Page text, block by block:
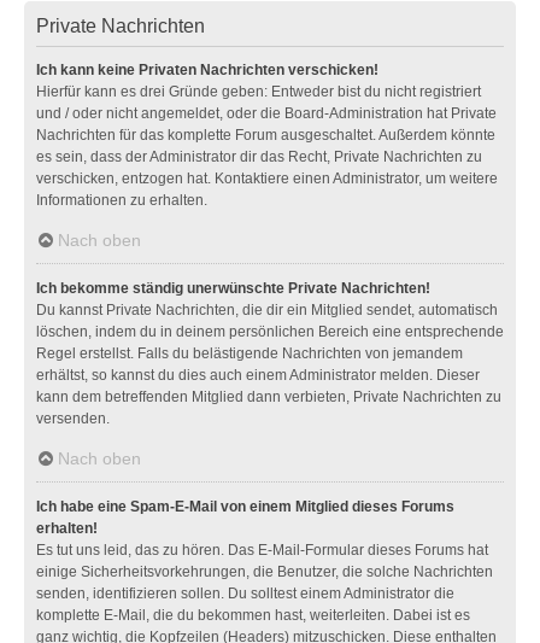
Private Nachrichten
Ich kann keine Privaten Nachrichten verschicken!
Hierfür kann es drei Gründe geben: Entweder bist du nicht registriert
und / oder nicht angemeldet, oder die Board-Administration hat Private
Nachrichten für das komplette Forum ausgeschaltet. Außerdem könnte
es sein, dass der Administrator dir das Recht, Private Nachrichten zu
verschicken, entzogen hat. Kontaktiere einen Administrator, um weitere
Informationen zu erhalten.
Nach oben
Ich bekomme ständig unerwünschte Private Nachrichten!
Du kannst Private Nachrichten, die dir ein Mitglied sendet, automatisch
löschen, indem du in deinem persönlichen Bereich eine entsprechende
Regel erstellst. Falls du belästigende Nachrichten von jemandem
erhältst, so kannst du dies auch einem Administrator melden. Dieser
kann dem betreffenden Mitglied dann verbieten, Private Nachrichten zu
versenden.
Nach oben
Ich habe eine Spam-E-Mail von einem Mitglied dieses Forums
erhalten!
Es tut uns leid, das zu hören. Das E-Mail-Formular dieses Forums hat
einige Sicherheitsvorkehrungen, die Benutzer, die solche Nachrichten
senden, identifizieren sollen. Du solltest einem Administrator die
komplette E-Mail, die du bekommen hast, weiterleiten. Dabei ist es
ganz wichtig, die Kopfzeilen (Headers) mitzuschicken. Diese enthalten